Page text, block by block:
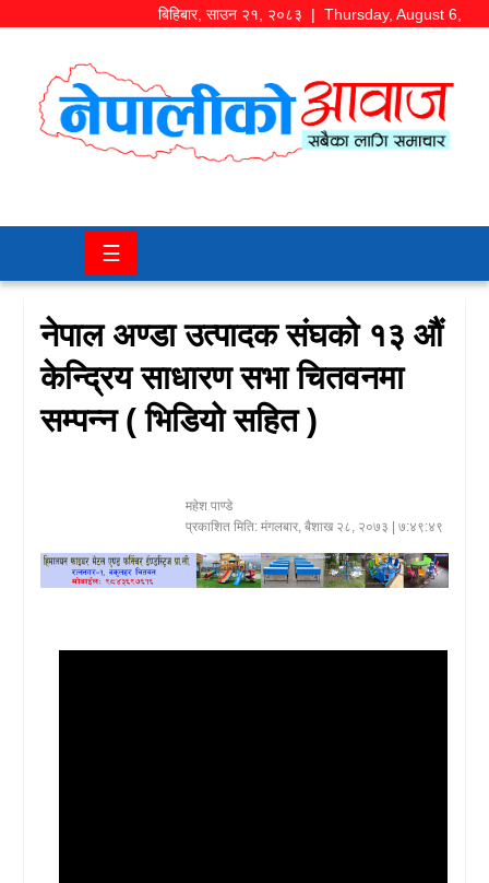
बिहिबार,साउन २१, २०८३ | Thursday, August 6,
समाज/
चितवन
कला/
मनोरञ्जन
बजार
प्रदेश
☰
नेपाल अण्डा उत्पादक संघको १३ औं
केन्द्रिय साधारण सभा चितवनमा
सम्पन्न ( भिडियो सहित )
महेश पाण्डे
प्रकाशित मिति: मंगलबार, बैशाख २८, २०७३ | ७:४९:४९